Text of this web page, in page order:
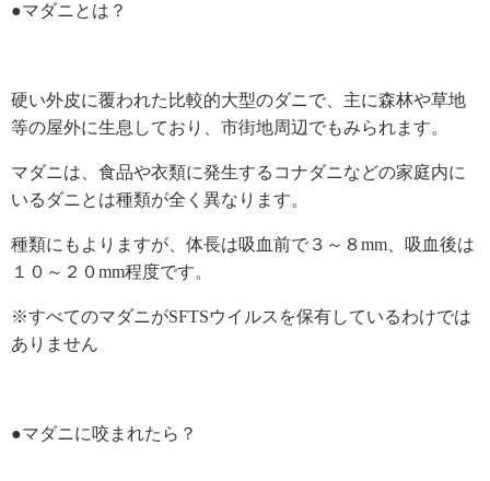
●マダニとは？
硬い外皮に覆われた比較的大型のダニで、主に森林や草地
等の屋外に生息しており、市街地周辺でもみられます。
マダニは、食品や衣類に発生するコナダニなどの家庭内に
いるダニとは種類が全く異なります。
種類にもよりますが、体長は吸血前で３～８mm、吸血後は
１０～２０mm程度です。
※すべてのマダニがSFTSウイルスを保有しているわけでは
ありません
●マダニに咬ま れたら？